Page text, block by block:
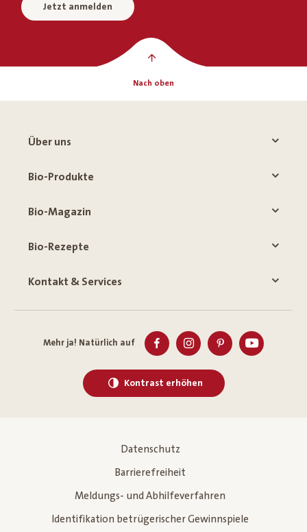
Jetzt anmelden
Nach oben
Über uns
Bio-Produkte
Bio-Magazin
Bio-Rezepte
Kontakt & Services
Mehr ja! Natürlich auf
Kontrast erhöhen
Datenschutz
Barrierefreiheit
Meldungs- und Abhilfeverfahren
Identifikation betrügerischer Gewinnspiele